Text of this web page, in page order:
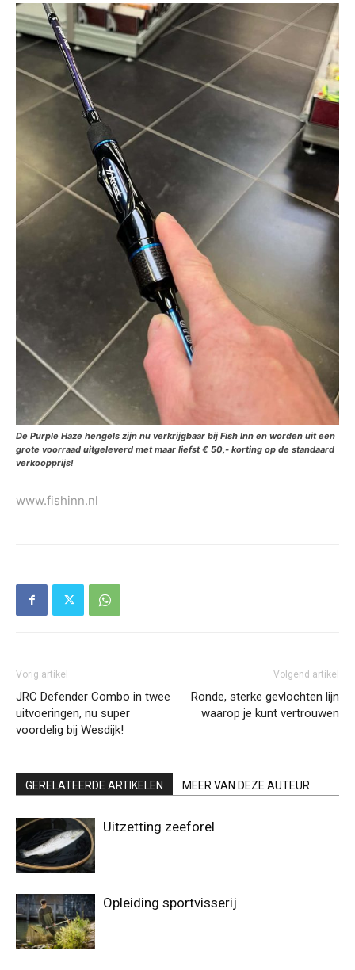
De Purple Haze hengels zijn nu verkrijgbaar bij Fish Inn en worden uit een
grote voorraad uitgeleverd met maar liefst € 50,- korting op de standaard
verkoopprijs!
www.fishinn.nl
Vorig artikel
JRC Defender Combo in twee
uitvoeringen, nu super
voordelig bij Wesdijk!
Volgend artikel
Ronde, sterke gevlochten lijn
waarop je kunt vertrouwen
GERELATEERDE ARTIKELEN MEER VAN DEZE AUTEUR
Uitzetting zeeforel
Opleiding sportvisserij